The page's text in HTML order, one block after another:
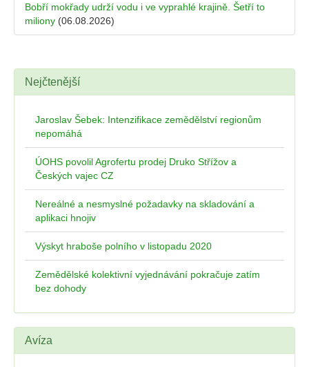
Bobří mokřady udrží vodu i ve vyprahlé krajině. Šetří to
miliony (06.08.2026)
Nejčtenější
Jaroslav Šebek: Intenzifikace zemědělství regionům
nepomáhá
ÚOHS povolil Agrofertu prodej Druko Střížov a
Českých vajec CZ
Nereálné a nesmyslné požadavky na skladování a
aplikaci hnojiv
Výskyt hraboše polního v listopadu 2020
Zemědělské kolektivní vyjednávání pokračuje zatím
bez dohody
Avíza